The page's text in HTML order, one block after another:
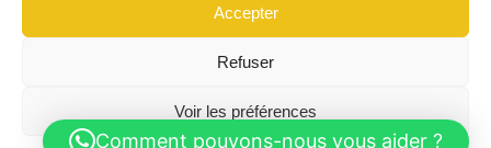
Accepter
Refuser
Voir les préférences
Comment pouvons-nous vous aider ?